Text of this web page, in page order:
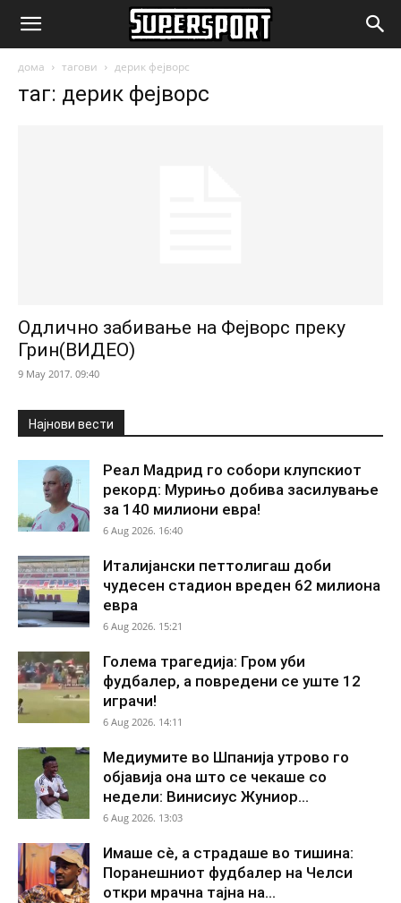
SuperSport.mk
дома тагови дерик фејворс
таг: дерик фејворс
Одлично забивање на Фејворс преку
Грин(ВИДЕО)
9 May 2017. 09:40
Најнови вести
Реал Мадрид го собори клупскиот
рекорд: Мурињо добива засилување
за 140 милиони евра!
6 Aug 2026. 16:40
Италијански петтолигаш доби
чудесен стадион вреден 62 милиона
евра
6 Aug 2026. 15:21
Голема трагедија: Гром уби
фудбалер, а повредени се уште 12
играчи!
6 Aug 2026. 14:11
Медиумите во Шпанија утрово го
објавија она што се чекаше со
недели: Винисиус Жуниор...
6 Aug 2026. 13:03
Имаше сè, а страдаше во тишина:
Поранешниот фудбалер на Челси
откри мрачна тајна на...